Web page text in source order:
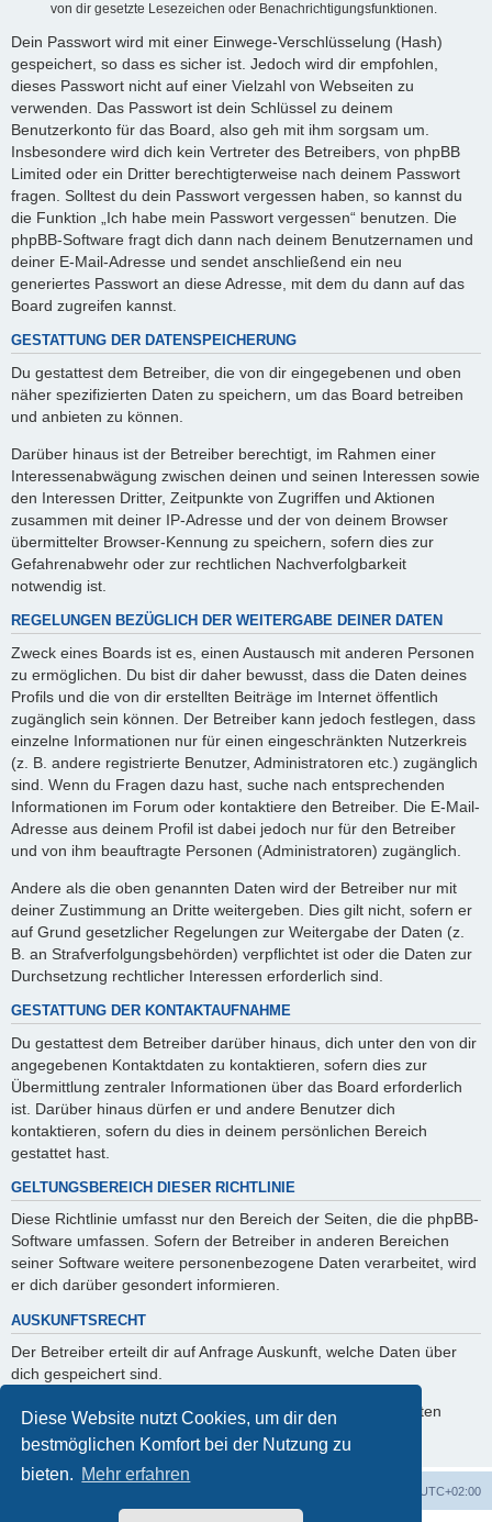
Diese Website nutzt Cookies, um dir den
bestmöglichen Komfort bei der Nutzung zu
bieten. Mehr erfahren
von dir gesetzte Lesezeichen oder Benachrichtigungsfunktionen.
Dein Passwort wird mit einer Einwege-Verschlüsselung (Hash)
gespeichert, so dass es sicher ist. Jedoch wird dir empfohlen,
dieses Passwort nicht auf einer Vielzahl von Webseiten zu
verwenden. Das Passwort ist dein Schlüssel zu deinem
Benutzerkonto für das Board, also geh mit ihm sorgsam um.
Insbesondere wird dich kein Vertreter des Betreibers, von phpBB
Limited oder ein Dritter berechtigterweise nach deinem Passwort
fragen. Solltest du dein Passwort vergessen haben, so kannst du
die Funktion „Ich habe mein Passwort vergessen“ benutzen. Die
phpBB-Software fragt dich dann nach deinem Benutzernamen und
deiner E-Mail-Adresse und sendet anschließend ein neu
generiertes Passwort an diese Adresse, mit dem du dann auf das
Board zugreifen kannst.
GESTATTUNG DER DATENSPEICHERUNG
Du gestattest dem Betreiber, die von dir eingegebenen und oben
näher spezifizierten Daten zu speichern, um das Board betreiben
und anbieten zu können.
Darüber hinaus ist der Betreiber berechtigt, im Rahmen einer
Interessenabwägung zwischen deinen und seinen Interessen sowie
den Interessen Dritter, Zeitpunkte von Zugriffen und Aktionen
zusammen mit deiner IP-Adresse und der von deinem Browser
übermittelter Browser-Kennung zu speichern, sofern dies zur
Gefahrenabwehr oder zur rechtlichen Nachverfolgbarkeit
notwendig ist.
REGELUNGEN BEZÜGLICH DER WEITERGABE DEINER DATEN
Zweck eines Boards ist es, einen Austausch mit anderen Personen
zu ermöglichen. Du bist dir daher bewusst, dass die Daten deines
Profils und die von dir erstellten Beiträge im Internet öffentlich
zugänglich sein können. Der Betreiber kann jedoch festlegen, dass
einzelne Informationen nur für einen eingeschränkten Nutzerkreis
(z. B. andere registrierte Benutzer, Administratoren etc.) zugänglich
sind. Wenn du Fragen dazu hast, suche nach entsprechenden
Informationen im Forum oder kontaktiere den Betreiber. Die E-Mail-
Adresse aus deinem Profil ist dabei jedoch nur für den Betreiber
und von ihm beauftragte Personen (Administratoren) zugänglich.
Andere als die oben genannten Daten wird der Betreiber nur mit
deiner Zustimmung an Dritte weitergeben. Dies gilt nicht, sofern er
auf Grund gesetzlicher Regelungen zur Weitergabe der Daten (z.
B. an Strafverfolgungsbehörden) verpflichtet ist oder die Daten zur
Durchsetzung rechtlicher Interessen erforderlich sind.
GESTATTUNG DER KONTAKTAUFNAHME
Du gestattest dem Betreiber darüber hinaus, dich unter den von dir
angegebenen Kontaktdaten zu kontaktieren, sofern dies zur
Übermittlung zentraler Informationen über das Board erforderlich
ist. Darüber hinaus dürfen er und andere Benutzer dich
kontaktieren, sofern du dies in deinem persönlichen Bereich
gestattet hast.
GELTUNGSBEREICH DIESER RICHTLINIE
Diese Richtlinie umfasst nur den Bereich der Seiten, die die phpBB-
Software umfassen. Sofern der Betreiber in anderen Bereichen
seiner Software weitere personenbezogene Daten verarbeitet, wird
er dich darüber gesondert informieren.
AUSKUNFTSRECHT
Der Betreiber erteilt dir auf Anfrage Auskunft, welche Daten über
dich gespeichert sind.
Du kannst jederzeit die Löschung bzw. Sperrung deiner Daten
verlangen. Kontaktiere hierzu bitte den Betreiber.
UTC+02:00